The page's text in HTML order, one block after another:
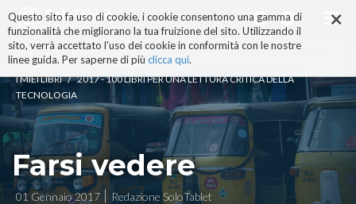
×
Questo sito fa uso di cookie, i cookie consentono una gamma di
funzionalità che migliorano la tua fruizione del sito. Utilizzando il
sito, verrà accettato l'uso dei cookie in conformità con le nostre
linee guida. Per saperne di più clicca qui.
ai
contenuti.
|
alla
navigazione
I MIEI LIBRI / 2017 - 100 LIBRI PER UNA LETTURA CRITICA DELLA
TECNOLOGIA
Farsi vedere
01 Gennaio 2017 Redazione SoloTablet